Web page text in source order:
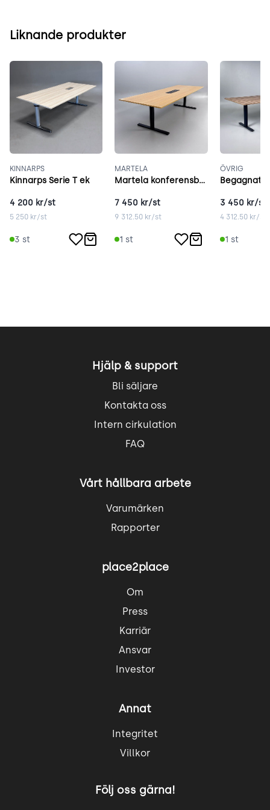
Liknande produkter
KINNARPS
Kinnarps Serie T ek
4 200 kr/st
5 250 kr/st
3 st
MARTELA
Martela konferensbord 280x100 cm ek
7 450 kr/st
9 312.50 kr/st
1 st
ÖVRIG
3 450 kr/st
4 312.50kr/st
1 st
Hjälp & support
Bli säljare
Kontakta oss
Intern cirkulation
FAQ
Vårt hållbara arbete
Varumärken
Rapporter
place2place
Om
Press
Karriär
Ansvar
Investor
Annat
Integritet
Villkor
Följ oss gärna!